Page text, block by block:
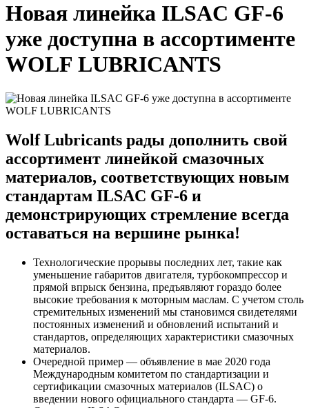
Новая линейка ILSAC GF-6
уже доступна в ассортименте
WOLF LUBRICANTS
Wolf Lubricants рады дополнить свой
ассортимент линейкой смазочных
материалов, соответствующих новым
стандартам ILSAC GF-6 и
демонстрирующих стремление всегда
оставаться на вершине рынка!
Технологические прорывы последних лет, такие как
уменьшение габаритов двигателя, турбокомпрессор и
прямой впрыск бензина, предъявляют гораздо более
высокие требования к моторным маслам. С учетом столь
стремительных изменений мы становимся свидетелями
постоянных изменений и обновлений испытаний и
стандартов, определяющих характеристики смазочных
материалов.
Очередной пример — объявление в мае 2020 года
Международным комитетом по стандартизации и
сертификации смазочных материалов (ILSAC) о
введении нового официального стандарта — GF-6.